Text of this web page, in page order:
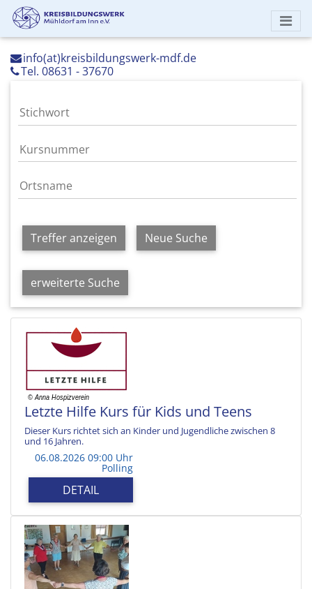
info(at)kreisbildungswerk-mdf.de
Tel. 08631 - 37670
Treffer anzeigen Neue Suche
erweiterte Suche
Letzte Hilfe Kurs für Kids und Teens
Dieser Kurs richtet sich an Kinder und Jugendliche zwischen 8
und 16 Jahren.
06.08.2026 09:00 Uhr
Polling
DETAIL